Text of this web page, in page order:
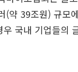
약 39조원) 규모
국내 기업들의